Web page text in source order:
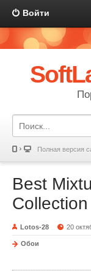
Войти
Полная версия
Best
Lotos-28 20
Обои